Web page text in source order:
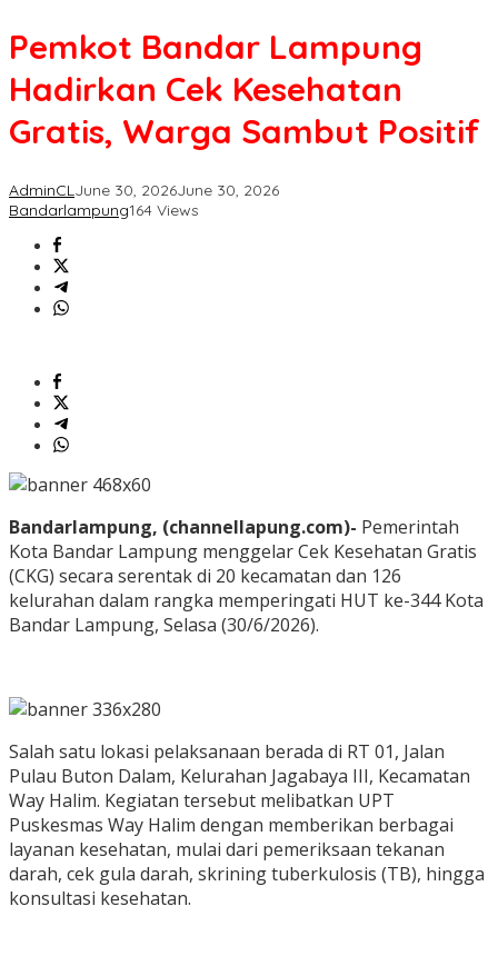
Pemkot Bandar Lampung
Hadirkan Cek Kesehatan
Gratis, Warga Sambut Positif
AdminCLJune 30, 2026June 30, 2026
Bandarlampung164 Views
Bandarlampung, (channellapung.com)- Pemerintah
Kota Bandar Lampung menggelar Cek Kesehatan Gratis
(CKG) secara serentak di 20 kecamatan dan 126
kelurahan dalam rangka memperingati HUT ke-344 Kota
Bandar Lampung, Selasa (30/6/2026).
‎Salah satu lokasi pelaksanaan berada di RT 01, Jalan
Pulau Buton Dalam, Kelurahan Jagabaya III, Kecamatan
Way Halim. Kegiatan tersebut melibatkan UPT
Puskesmas Way Halim dengan memberikan berbagai
layanan kesehatan, mulai dari pemeriksaan tekanan
darah, cek gula darah, skrining tuberkulosis (TB), hingga
konsultasi kesehatan.